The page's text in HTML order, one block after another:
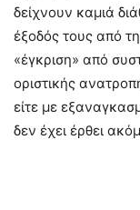
δείχνουν καμιά
έξοδός τους από
«έγκριση» από
οριστικής
είτε με
δεν έχει έρθει